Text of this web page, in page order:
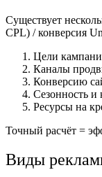
Существует
CPL) / конверсия
Цели
Каналы
Конверсию
Сезонность
Ресурсы на
Точный расчёт =
Виды